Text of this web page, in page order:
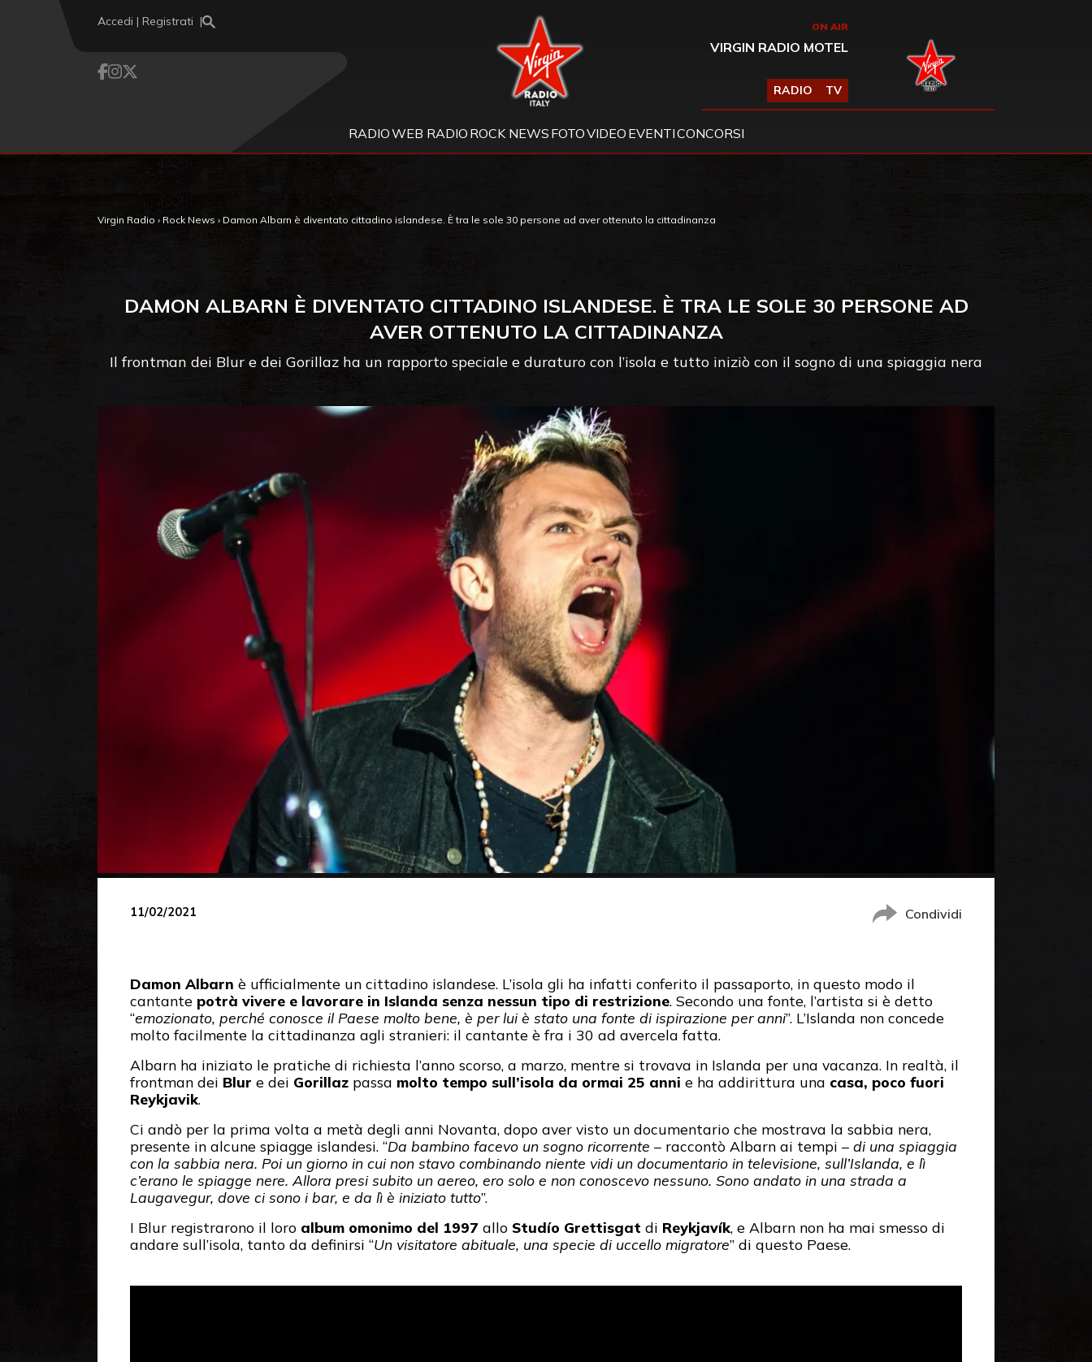
Accedi | Registrati Virgin Radio ON AIR
VIRGIN RADIO MOTEL
RADIO TV
RADIOWEB RADIO ROCK NEWS FOTOVIDEO EVENTICONCORSI
Virgin Radio › Rock News › Damon Albarn è diventato cittadino islandese. È tra le sole 30 persone ad aver ottenuto la cittadinanza
DAMON ALBARN È DIVENTATO CITTADINO ISLANDESE. È TRA LE SOLE 30 PERSONE AD
AVER OTTENUTO LA CITTADINANZA
Il frontman dei Blur e dei Gorillaz ha un rapporto speciale e duraturo con l’isola e tutto iniziò con il sogno di una spiaggia nera
11/02/2021 Condividi
Damon Albarn è ufficialmente un cittadino islandese. L’isola gli ha infatti conferito il passaporto, in questo modo il
cantante potrà vivere e lavorare in Islanda senza nessun tipo di restrizione. Secondo una fonte, l’artista si è detto
“emozionato, perché conosce il Paese molto bene, è per lui è stato una fonte di ispirazione per anni”. L’Islanda non concede
molto facilmente la cittadinanza agli stranieri: il cantante è fra i 30 ad avercela fatta.
Albarn ha iniziato le pratiche di richiesta l’anno scorso, a marzo, mentre si trovava in Islanda per una vacanza. In realtà, il
frontman dei Blur e dei Gorillaz passa molto tempo sull’isola da ormai 25 anni e ha addirittura una casa, poco fuori
Reykjavik.
Ci andò per la prima volta a metà degli anni Novanta, dopo aver visto un documentario che mostrava la sabbia nera,
presente in alcune spiagge islandesi. “Da bambino facevo un sogno ricorrente – raccontò Albarn ai tempi – di una spiaggia
con la sabbia nera. Poi un giorno in cui non stavo combinando niente vidi un documentario in televisione, sull’Islanda, e lì
c’erano le spiagge nere. Allora presi subito un aereo, ero solo e non conoscevo nessuno. Sono andato in una strada a
Laugavegur, dove ci sono i bar, e da lì è iniziato tutto”.
I Blur registrarono il loro album omonimo del 1997 allo Studío Grettisgat di Reykjavík, e Albarn non ha mai smesso di
andare sull’isola, tanto da definirsi “Un visitatore abituale, una specie di uccello migratore” di questo Paese.